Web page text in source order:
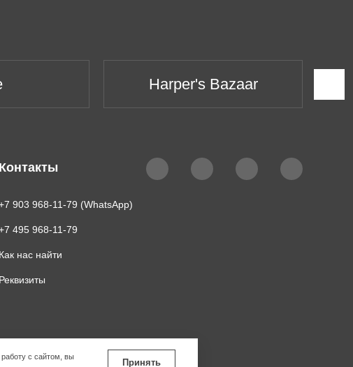
Harper's Bazaar
Контакты
903 968-11-79 (WhatsApp)
495 968-11-79
Как нас найти
Реквизиты
с сайтом, вы
Принять